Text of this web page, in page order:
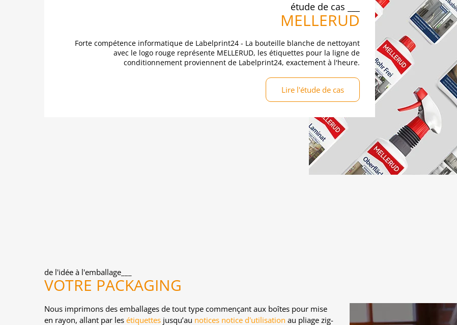
étude de cas
MELLERUD
Forte compétence informatique de Labelprint24 - La bouteille blanche de nettoyant
avec le logo rouge représente MELLERUD, les étiquettes pour la ligne de
conditionnement proviennent de Labelprint24, exactement à l'heure.
Lire l'étude de cas
de l'idée à l'emballage___
VOTRE PACKAGING
Nous imprimons des emballages de tout type commençant aux boîtes pour mise
en rayon, allant par les étiquettes jusqu’au notices notice d'utilisation au pliage zig-